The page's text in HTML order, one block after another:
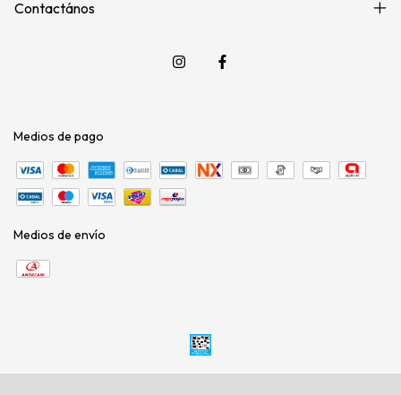
Contactános
Medios de pago
Medios de envío